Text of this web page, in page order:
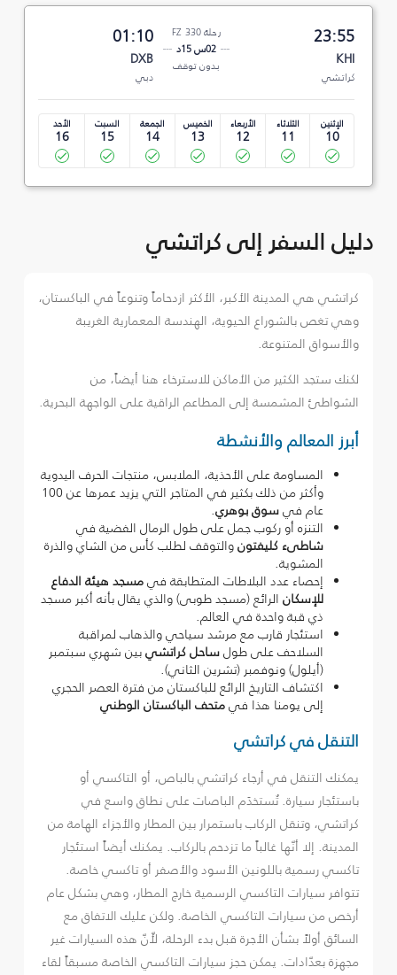
23:55
KHI
كراتشي
رحلة FZ 330
02س 15د
بدون توقف
01:10
DXB
دبي
الإثنين
10
الثلاثاء
11
الأربعاء
12
الخميس
13
الجمعة
14
السبت
15
الأحد
16
دليل السفر إلى كراتشي
كراتشي هي المدينة الأكبر، الأكثر ازدحاماً وتنوعاً في الباكستان،
وهي تغص بالشوراع الحيوية، الهندسة المعمارية الغريبة
والأسواق المتنوعة.
لكنك ستجد الكثير من الأماكن للاسترخاء هنا أيضاً، من
الشواطئ المشمسة إلى المطاعم الراقية على الواجهة البحرية.
أبرز المعالم والأنشطة
المساومة على الأحذية، الملابس، منتجات الحرف اليدوية
وأكثر من ذلك بكثير في المتاجر التي يزيد عمرها عن 100
عام فيسوق بوهري.
التنزه أو ركوب جمل على طول الرمال الفضية في
شاطىء كليفتونوالتوقف لطلب كأس من الشاي والذرة
المشوية.
إحصاء عدد البلاطات المتطابقة فيمسجد هيئة الدفاع
للإسكانالرائع (مسجد طوبى) والذي يقال بأنه أكبر مسجد
ذي قبة واحدة في العالم.
استئجار قارب مع مرشد سياحي والذهاب لمراقبة
السلاحف على طولساحل كراتشيبين شهري سبتمبر
(أيلول) ونوفمبر (تشرين الثاني).
اكتشاف التاريخ الرائع للباكستان من فترة العصر الحجري
إلى يومنا هذا فيمتحف الباكستان الوطني
التنقل في كراتشي
يمكنك التنقل في أرجاء كراتشي بالباص، أو التاكسي أو
باستئجار سيارة. تُستخدَم الباصات على نطاق واسع في
كراتشي، وتنقل الركاب باستمرار بين المطار والأجزاء الهامة من
المدينة. إلا أنّها غالباً ما تزدحم بالركاب. يمكنك أيضاً استئجار
تاكسي رسمية باللونين الأسود والأصفر أو تاكسي خاصة.
تتوافر سيارات التاكسي الرسمية خارج المطار، وهي بشكل عام
أرخص من سيارات التاكسي الخاصة. ولكن عليك الاتفاق مع
السائق أولاً بشأن الأجرة قبل بدء الرحلة، لأّنّ هذه السيارات غير
مجهزة بعدّادات. يمكن حجز سيارات التاكسي الخاصة مسبقاً لقاء